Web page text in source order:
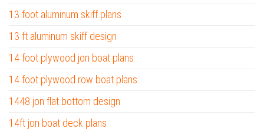
13 foot aluminum skiff plans
13 ft aluminum skiff design
14 foot plywood jon boat plans
14 foot plywood row boat plans
1448 jon flat bottom design
14ft jon boat deck plans